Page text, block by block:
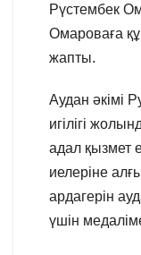
Рүстембек
Омароваға
жапты.
Аудан әкімі
игілігі
адал қызмет
иелеріне
ардагерін
үшін